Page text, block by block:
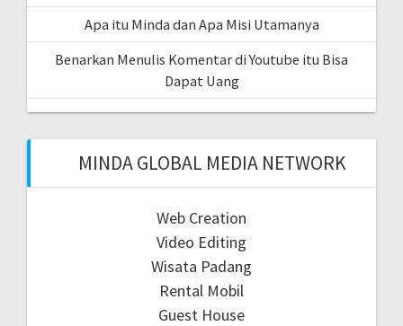
Apa itu Minda dan Apa Misi Utamanya
Benarkan Menulis Komentar di Youtube itu Bisa
Dapat Uang
MINDA GLOBAL MEDIA NETWORK
Web Creation
Video Editing
Wisata Padang
Rental Mobil
Guest House